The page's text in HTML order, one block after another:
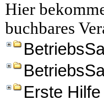
Hier
buchbares
Erste